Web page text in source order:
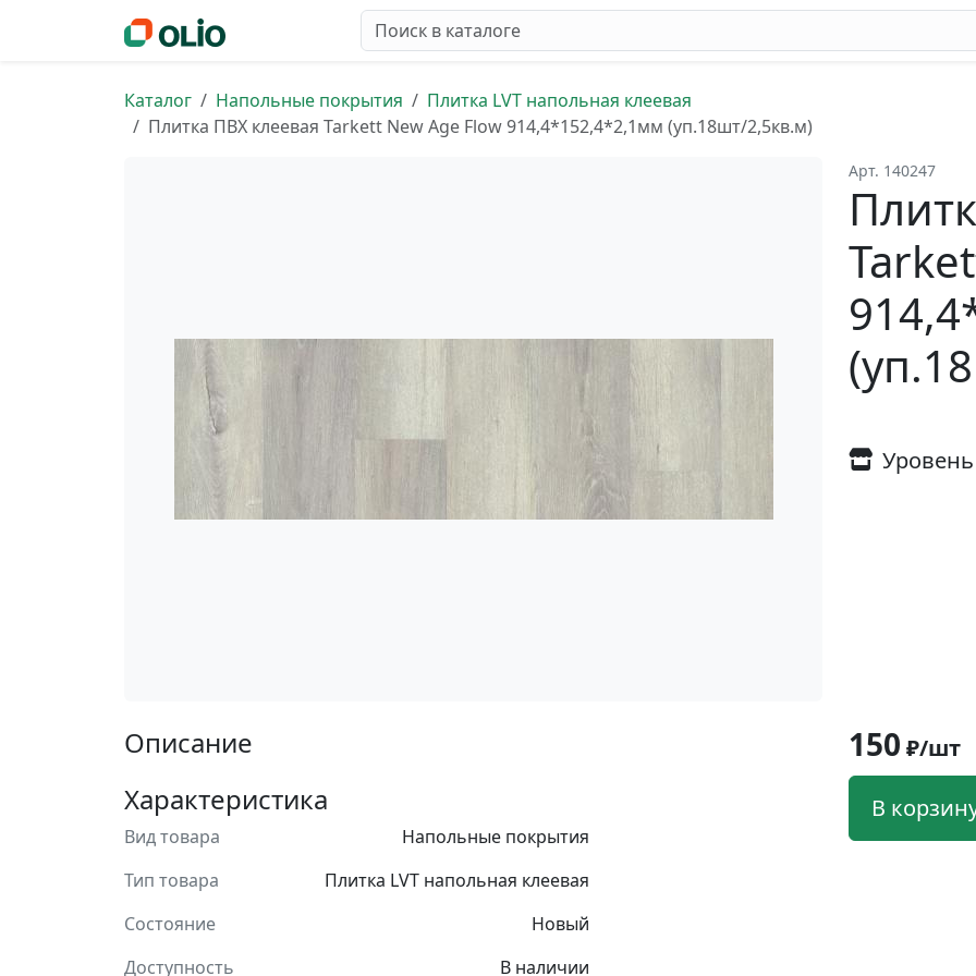
Каталог Напольные покрытия
Плитка LVT напольная клеевая
Плитка ПВХ клеевая Tarkett New Age Flow 914,4*152,4*2,1мм (уп.18шт/2,5кв.м)
Описание
Характеристика
Вид товара
Напольные покрытия
Тип товара
Плитка LVT напольная клеевая
Состояние
Новый
Доступность
В наличии
Арт. 140247
150 ₽/шт
В